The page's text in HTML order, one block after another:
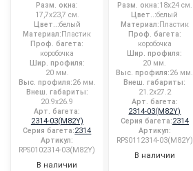
Разм. окна:
17,7x23,7 см.
Цвет..:белый
Материал: Пластик
Проф. багета:
коробочка
Шир. профиля:
20 мм.
Выс. профиля:26 мм.
Внеш. габариты:
20.9x26.9
Арт. багета:
2314-03(M82Y)
Серия багета:2314
Артикул:
RPS0102314-03(M82Y)
В наличии
Разм. окна:18x24 см.
Цвет..:белый
Материал: Пластик
Проф. багета:
коробочка
Шир. профиля:
20 мм.
Выс. профиля:26 мм.
Внеш. габариты:
21.2x27.2
Арт. багета:
2314-03(M82Y)
Серия багета:2314
Артикул:
RPS0112314-03(M82Y)
В наличии